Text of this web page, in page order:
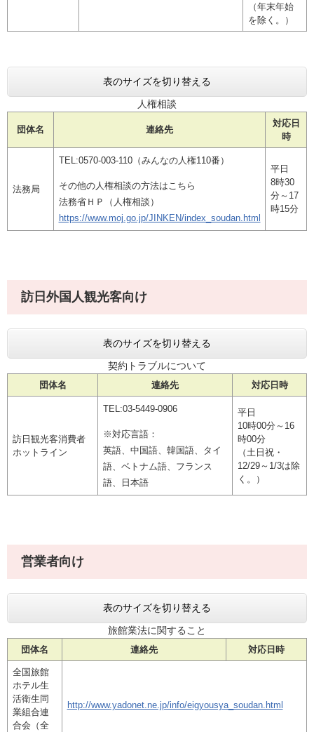
（年末年始
を除く。）
表のサイズを切り替える
人権相談
団体名 連絡先
対応日
時
法務局
TEL:0570-003-110（みんなの人権110番）
その他の人権相談の方法はこちら
法務省ＨＰ（人権相談）
https://www.moj.go.jp/JINKEN/index_soudan.html
平日
8時30
分～17
時15分
訪日外国人観光客向け
表のサイズを切り替える
契約トラブルについて
団体名 連絡先 対応日時
訪日観光客消費者
ホットライン
TEL:03-5449-0906
※対応言語：
英語、中国語、韓国語、タイ
語、ベトナム語、フランス
語、日本語
平日
10時00分～16
時00分
（土日祝・
12/29～1/3は除
く。）
営業者向け
表のサイズを切り替える
旅館業法に関すること
団体名 連絡先 対応日時
全国旅館
ホテル生
活衛生同
業組合連
合会（全
http://www.yadonet.ne.jp/info/eigyousya_soudan.html